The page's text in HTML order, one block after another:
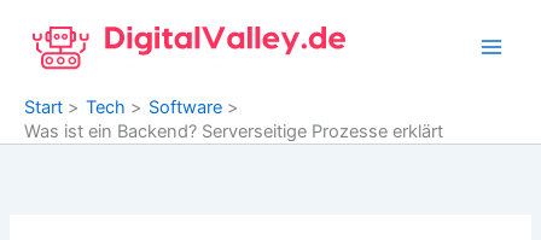
Inhalt
springen
Start
Tech
Software
Was ist ein Backend? Serverseitige Prozesse erklärt